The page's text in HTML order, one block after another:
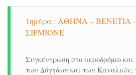
εκατόν πενήντα κανάλια που
τετρακόσιες εννιά γέφυρες
φαντάζει μικρή δεν είναι, ενώ
επισκέπτες της.
1ημέρα : ΑΘΗΝΑ – ΒΕΝΕΤΙΑ
ΣΙΡΜΙΟΝΕ
Συγκέντρωση στο αεροδρόμιο και
των Δόγηδων και των Καναλιών,